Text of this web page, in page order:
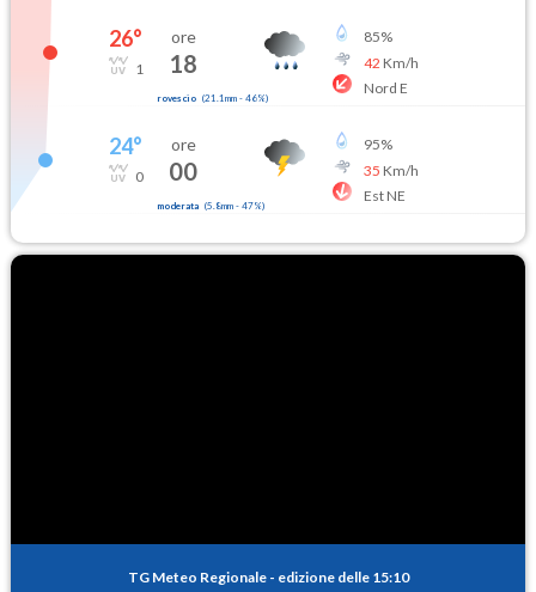
26°
1
ore
18
rovescio (21.1mm- 46%)
85%
42 Km/h
Nord E
24°
0
ore
00
moderata (5.8mm- 47%)
95%
35 Km/h
Est NE
TG Meteo Regionale - edizione delle 15:10